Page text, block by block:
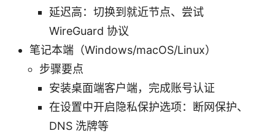
延迟高：切换到就近节点、尝试
WireGuard 协议
笔记本端（Windows/macOS/Linux）
步骤要点
安装桌面端客户端，完成账号认证
在设置中开启隐私保护选项：断网保护、
DNS 洗牌等